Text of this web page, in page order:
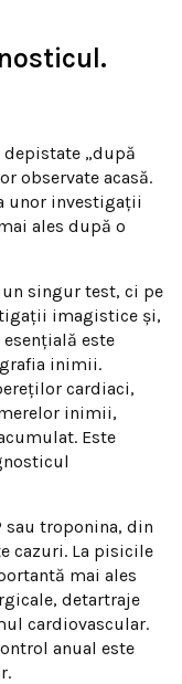
„după
observate acasă.
unor investigații
ales după o
singur test, ci pe
imagistice și,
este
inimii.
cardiaci,
inimii,
Este
sau troponina, din
cazuri. La pisicile
mai ales
detartraje
cardiovascular.
anual este